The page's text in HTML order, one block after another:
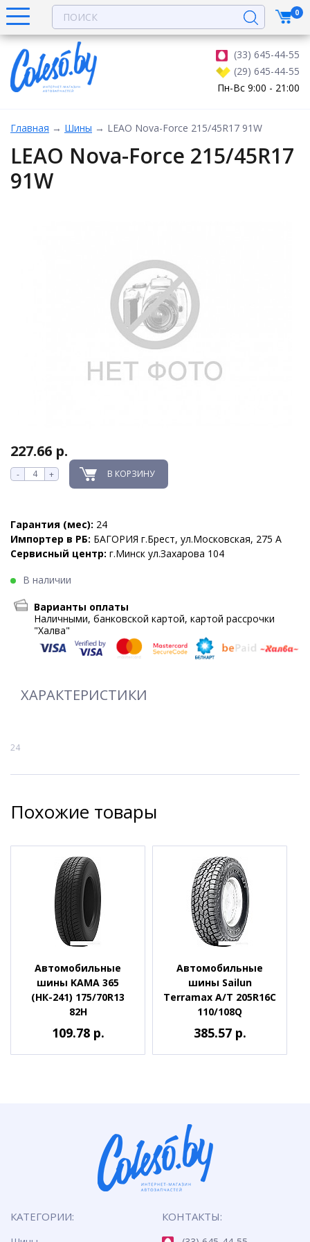
(33) 645-44-55
(29) 645-44-55
Пн-Вс 9:00 - 21:00
0
Главная → Шины → LEAO Nova-Force 215/45R17 91W
LEAO Nova-Force 215/45R17
91W
227.66 р.
- + В КОРЗИНУ
Гарантия (мес): 24
Импортер в РБ: БАГОРИЯ г.Брест, ул.Московская, 275 А
Сервисный центр: г.Минск ул.Захарова 104
В наличии
Варианты оплаты
Наличными, банковской картой, картой рассрочки
"Халва"
ХАРАКТЕРИСТИКИ
24
Похожие товары
Автомобильные
шины KAMA 365
(НК-241) 175/70R13
82H
109.78 р.
Автомобильные
шины Sailun
Terramax A/T 205R16C
110/108Q
385.57 р.
КАТЕГОРИИ: КОНТАКТЫ: